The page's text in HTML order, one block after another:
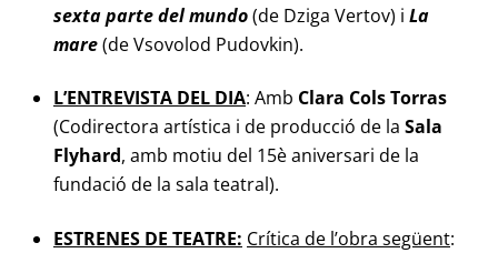
sexta parte del mundo(de Dziga Vertov) i La
mare(de Vsovolod Pudovkin).
L’ENTREVISTA DEL DIA: Amb Clara Cols Torras
(Codirectora artística i de producció de la Sala
Flyhard, amb motiu del 15è aniversari de la
fundació de la sala teatral).
ESTRENES DE TEATRE: Crítica de l’obra següent: